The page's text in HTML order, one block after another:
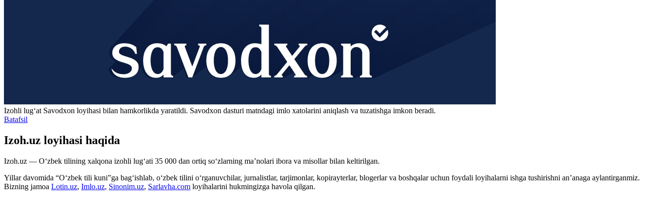
Izohli lugʻat Savodxon loyihasi bilan hamkorlikda yaratildi. Savodxon dasturi matndagi imlo xatolarini aniqlash va tuzatishga imkon beradi.
Batafsil
Izoh.uz loyihasi haqida
Izoh.uz — O‘zbek tilining xalqona izohli lug‘ati 35 000 dan ortiq so‘zlarning ma’nolari ibora va misollar bilan keltirilgan.
Yillar davomida “O‘zbek tili kuni”ga bag‘ishlab, o‘zbek tilini o‘rganuvchilar, jurnalistlar, tarjimonlar, kopirayterlar, blogerlar va boshqalar uchun foydali loyihalarni ishga tushirishni an’anaga aylantirganmiz.
Bizning jamoa Lotin.uz, Imlo.uz, Sinonim.uz, Sarlavha.com loyihalarini hukmingizga havola qilgan.